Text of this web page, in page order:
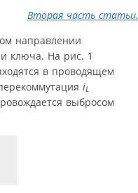
Вторая часть статьи.
направлении
ключа. На рис. 1
в проводящем
iL
выбросом